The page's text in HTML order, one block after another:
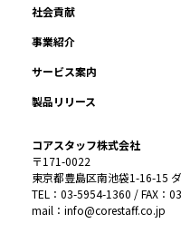
社会貢献
事業紹介
サービス案内
製品リリース
コアスタッフ株式会社
〒171-0022
東京都豊島区南池袋1-16-15
TEL：03-5954-1360 / FAX：
mail：info@corestaff.co.jp